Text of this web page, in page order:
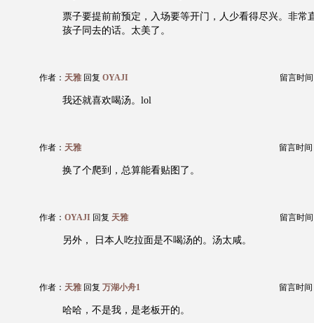
票子要提前前预定，入场要等开门，人少看得尽兴。非常
孩子同去的话。太美了。
作者： 天雅 回复 OYAJI 留言时间
我还就喜欢喝汤。lol
作者： 天雅 留言时间
换了个爬到，总算能看贴图了。
作者： OYAJI 回复 天雅 留言时间
另外， 日本人吃拉面是不喝汤的。汤太咸。
作者： 天雅 回复 万湖小舟1 留言时间
哈哈，不是我，是老板开的。